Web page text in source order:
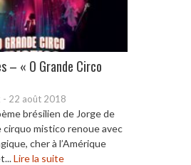
– « O Grande Circo
- 22 août 2018
brésilien de Jorge de
cirquo mistico renoue avec
cher à l’Amérique
Lire la suite